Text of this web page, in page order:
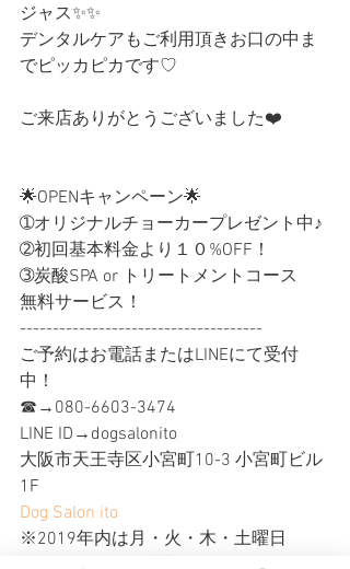
ジャス✨✨
デンタルケアもご利用頂きお口の中ま
でピッカピカです♡
ご来店ありがとうございました❤️
🌟OPENキャンペーン🌟
➀オリジナルチョーカープレゼント中♪
➁初回基本料金より１０%OFF！
➂炭酸SPA or トリートメントコース
無料サービス！
-------------------------------------
ご予約はお電話またはLINEにて受付
中！
☎︎→080-6603-3474
LINE ID→dogsalonito
大阪市天王寺区小宮町10-3 小宮町ビル
1F
Dog Salon ito
※2019年内は月・火・木・土曜日